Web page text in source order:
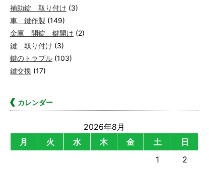
補助錠 取り付け (3)
車 鍵作製 (149)
金庫 開錠 鍵開け (2)
鍵 取り付け (3)
鍵のトラブル (103)
鍵交換 (17)
カレンダー
2026年8月
月
火 水 木 金 土
日
1
2